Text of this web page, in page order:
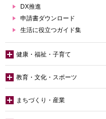
DX推進
申請書ダウンロード
生活に役立つガイド集
健康・福祉・子育て
教育・文化・スポーツ
まちづくり・産業